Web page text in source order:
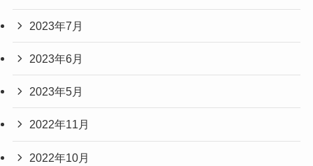
2023年7月
2023年6月
2023年5月
2022年11月
2022年10月